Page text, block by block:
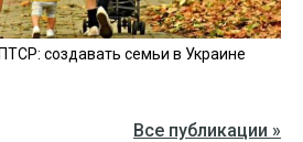
создавать семьи в Украине
Все публикации »